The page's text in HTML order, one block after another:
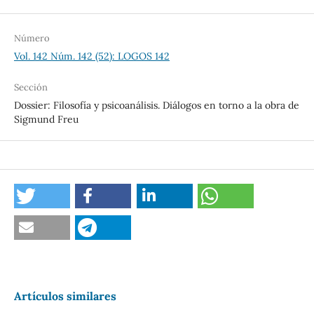
Número
Vol. 142 Núm. 142 (52): LOGOS 142
Sección
Dossier: Filosofía y psicoanálisis. Diálogos en torno a la obra de
Sigmund Freu
Artículos similares